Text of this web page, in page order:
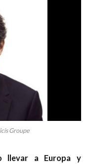
Groupe
llevar a Europa y